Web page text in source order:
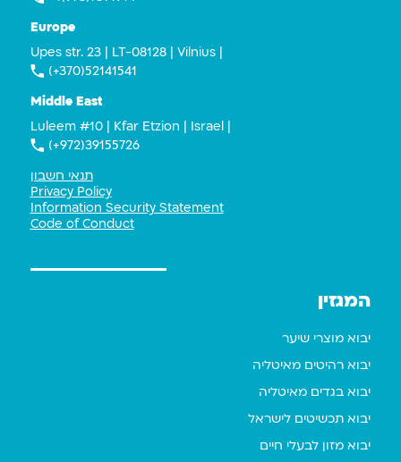
Europe
Upes str. 23 | LT-08128 | Vilnius |
(+370)52141541
Middle East
Luleem #10 | Kfar Etzion | Israel |
(+972)39155726
תנאי חשבון
Privacy Policy
Information Security Statement
Code of Conduct
המגזין
יבוא מוצרי שיער
יבוא רהיטים מאיטליה
יבוא בגדים מאיטליה
יבוא תכשיטים לישראל
יבוא מזון לבעלי חיים